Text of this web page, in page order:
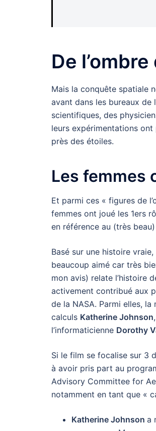
De
Mais la conquête spatiale
avant dans les bureaux de
scientifiques, des
leurs expérimentations ont
près des étoiles.
Les femmes
Et parmi ces « figures de
femmes ont joué les 1ers
en référence au (très
Basé sur une histoire
beaucoup aimé car très
mon avis) relate l’histoire
activement contribué aux
de la NASA. Parmi elles,
calculs Katherine Johnson
l’informaticienne Dorothy
Si le film se focalise sur 3
à avoir pris part au
Advisory Committee for
notamment en tant que «
Katherine Johnson a